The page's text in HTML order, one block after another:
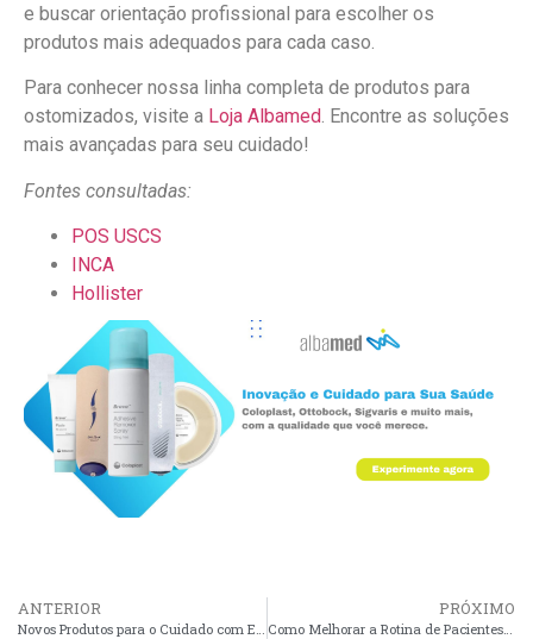
e buscar orientação profissional para escolher os
produtos mais adequados para cada caso.
Para conhecer nossa linha completa de produtos para
ostomizados, visite a Loja Albamed. Encontre as soluções
mais avançadas para seu cuidado!
Fontes consultadas:
POS USCS
INCA
Hollister
ANTERIOR PRÓXIMO
Como Melhorar a Rotina de Pacientes com Incontinência Crônica